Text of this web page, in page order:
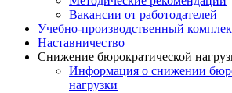
Вакансии от работодателей
Учебно-производственный
Наставничество
Снижение бюрократической
Информация о снижении
нагрузки